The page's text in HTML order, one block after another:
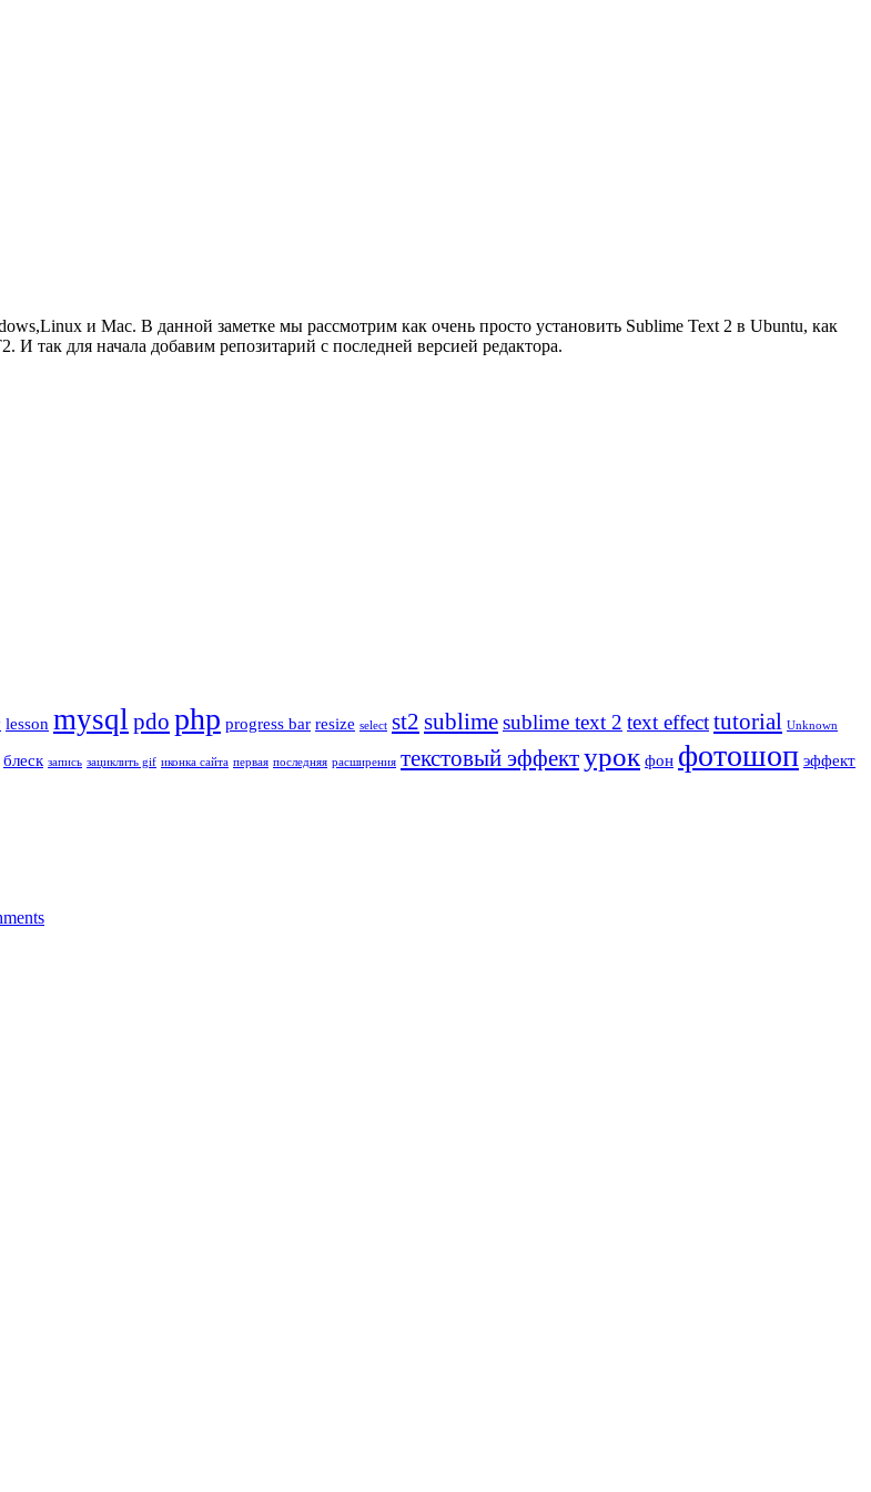
и Mac. В данной заметке мы рассмотрим как очень просто установить Sublime Text 2 в Ubuntu, как
И так для начала добавим репозитарий с последней версией редактора.
lesson mysql pdo php progress bar resize select st2 sublimesublime text 2 text effecttutorial Unknown
блеск запись зациклить gif иконка сайта первая последняя расширения текстовый эффектурок фон фотошоп эффект